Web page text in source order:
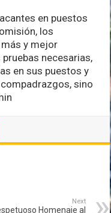
en puestos
los
y mejor
necesarias,
en sus puestos y
sino
Next
Homenaje al